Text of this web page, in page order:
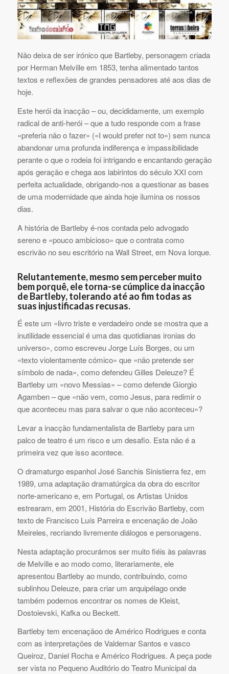
Não deixa de ser irónico que Bartleby, personagem criada
por Herman Melville em 1853, tenha alimentado tantos
textos e reflexões de grandes pensadores até aos dias de
hoje.
Este herói da inacção – ou, decididamente, um exemplo
radical de anti-herói – que a tudo responde com a frase
«preferia não o fazer» («I would prefer not to») sem nunca
abandonar uma profunda indiferença e impassibilidade
perante o que o rodeia foi intrigando e encantando geração
após geração e chega aos labirintos do século XXI com
perfeita actualidade, obrigando-nos a questionar as bases
de uma modernidade que ainda hoje ilumina os nossos
dias.
A história de Bartleby é-nos contada pelo advogado
sereno e «pouco ambicioso» que o contrata como
escrivão no seu escritório na Wall Street, em Nova Iorque.
Relutantemente, mesmo sem perceber muito
bem porquê, ele torna-se cúmplice da inacção
de Bartleby, tolerando até ao fim todas as
suas injustificadas recusas.
É este um «livro triste e verdadeiro onde se mostra que a
inutilidade essencial é uma das quotidianas ironias do
universo», como escreveu Jorge Luís Borges, ou um
«texto violentamente cómico» que «não pretende ser
símbolo de nada», como defendeu Gilles Deleuze? É
Bartleby um «novo Messias» – como defende Giorgio
Agamben – que «não vem, como Jesus, para redimir o
que aconteceu mas para salvar o que não aconteceu»?
Levar a inacção fundamentalista de Bartleby para um
palco de teatro é um risco e um desafio. Esta não é a
primeira vez que isso acontece.
O dramaturgo espanhol José Sanchis Sinistierra fez, em
1989, uma adaptação dramatúrgica da obra do escritor
norte-americano e, em Portugal, os Artistas Unidos
estrearam, em 2001, História do Escrivão Bartleby, com
texto de Francisco Luís Parreira e encenação de João
Meireles, recriando livremente diálogos e personagens.
Nesta adaptação procurámos ser muito fiéis às palavras
de Melville e ao modo como, literariamente, ele
apresentou Bartleby ao mundo, contribuindo, como
sublinhou Deleuze, para criar um arquipélago onde
também podemos encontrar os nomes de Kleist,
Dostoievski, Kafka ou Beckett.
Bartleby tem encenaçãoo de Américo Rodrigues e conta
com as interpretações de Valdemar Santos e vasco
Queiroz, Daniel Rocha e Américo Rodrigues. A peça pode
ser vista no Pequeno Auditório do Teatro Municipal da